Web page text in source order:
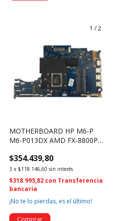
1 /2
MOTHERBOARD HP M6-P
M6-P013DX AMD FX-8800P
$354.439,80
3 x $118.146,60 sin interés
$318.995,82 con Transferencia
bancaria
¡No te lo pierdas, es el último!